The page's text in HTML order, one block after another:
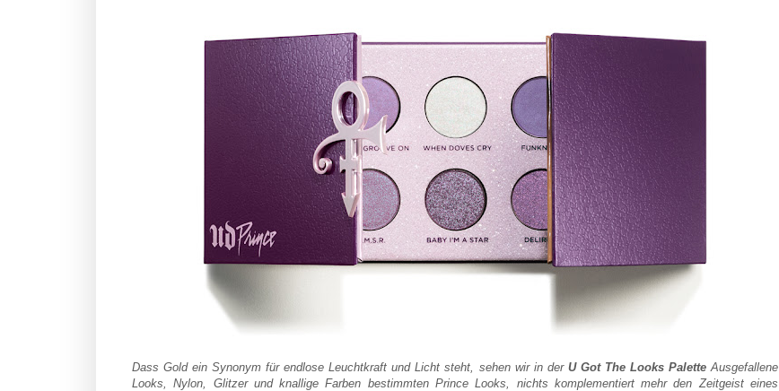
Dass Gold ein Synonym für endlose Leuchtkraft und Licht steht, sehen wir in der U Got The Looks PaletteAusgefallene
Looks, Nylon, Glitzer und knallige Farben bestimmten Prince Looks, nichts komplementiert mehr den Zeitgeist eines